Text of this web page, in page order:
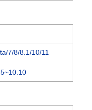
7/8/8.1/10/11